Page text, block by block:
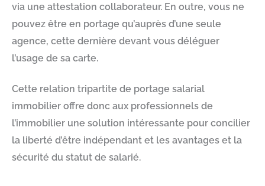
via une attestation collaborateur. En outre, vous ne
pouvez être en portage qu’auprès d’une seule
agence, cette dernière devant vous déléguer
l’usage de sa carte.
Cette relation tripartite de portage salarial
immobilier offre donc aux professionnels de
l’immobilier une solution intéressante pour concilier
la liberté d’être indépendant et les avantages et la
sécurité du statut de salarié.